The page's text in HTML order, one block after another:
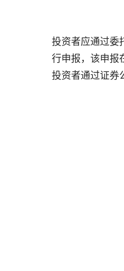
投资者应通过委
行申报，该申报
投资者通过证券